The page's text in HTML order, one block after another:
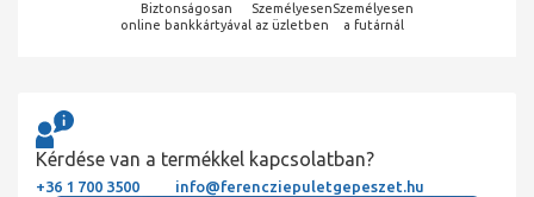
Biztonságosan
online bankkártyával
Személyesen
az üzletben
Személyesen
a futárnál
Kérdése van a termékkel kapcsolatban?
+36 1 700 3500 info@ferencziepuletgepeszet.hu